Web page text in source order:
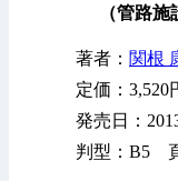
（管路
著者： 関根
定価：3,520
発売日：
判型：B5